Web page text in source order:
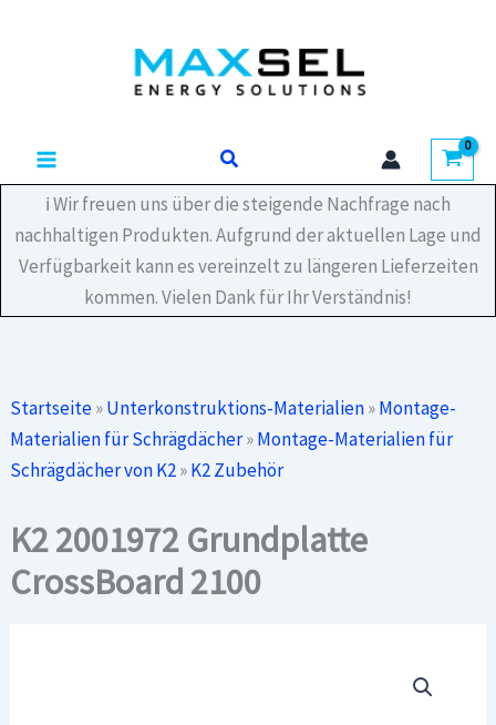
Suchen
ℹ️ Wir freuen uns über die steigende Nachfrage nach
nachhaltigen Produkten. Aufgrund der aktuellen Lage und
Verfügbarkeit kann es vereinzelt zu längeren Lieferzeiten
kommen. Vielen Dank für Ihr Verständnis!
Startseite»Unterkonstruktions-Materialien»Montage-
Materialien für Schrägdächer»Montage-Materialien für
Schrägdächer von K2»K2 Zubehör
K2 2001972 Grundplatte
CrossBoard 2100